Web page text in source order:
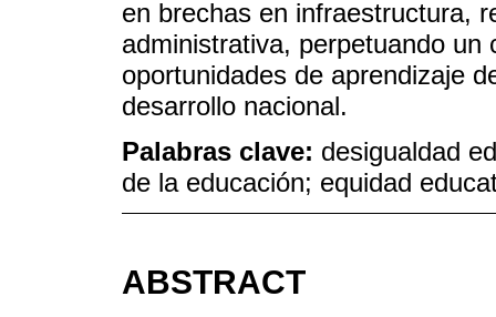
en brechas en infraestructura,
administrativa, perpetuando
oportunidades de aprendizaje
desarrollo nacional.
Palabras clave: desigualdad
de la educación; equidad
ABSTRACT